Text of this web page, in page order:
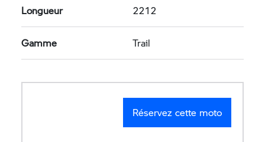
Longueur 2212
Gamme Trail
Réservez cette moto